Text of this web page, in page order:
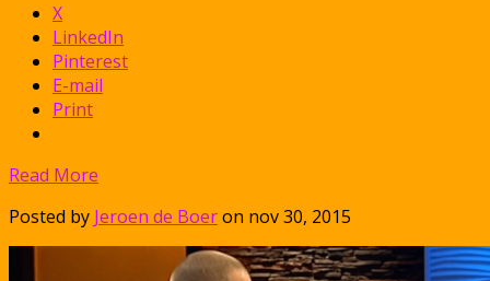
X
LinkedIn
Pinterest
E-mail
Print
Read More
Posted by Jeroen de Boeron nov 30, 2015